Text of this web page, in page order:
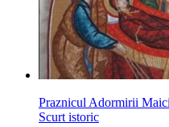
Praznicul Adormirii
Scurt istoric